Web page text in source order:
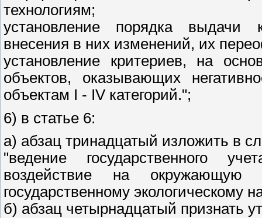
технологиям;
установление порядка выдачи
внесения в них изменений, их
установление критериев, на
объектов, оказывающих
объектам I - IV категорий.";
6) в статье 6:
а) абзац тринадцатый изложить в
"ведение государственного
воздействие на окружающую
государственному экологическому
б) абзац четырнадцатый признать